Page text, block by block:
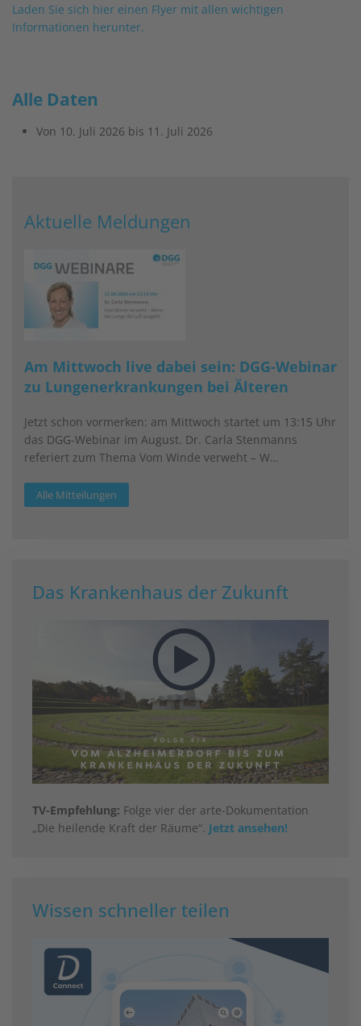
Laden Sie sich hier einen Flyer mit allen wichtigen
Informationen herunter.
Alle Daten
Von 10. Juli 2026 bis 11. Juli 2026
Aktuelle Meldungen
Am Mittwoch live dabei sein: DGG-Webinar
zu Lungenerkrankungen bei Älteren
Jetzt schon vormerken: am Mittwoch startet um 13:15 Uhr
das DGG-Webinar im August. Dr. Carla Stenmanns
referiert zum Thema Vom Winde verweht – W…
Alle Mitteilungen
Das Krankenhaus der Zukunft
TV-Empfehlung: Folge vier der arte-Dokumentation
„Die heilende Kraft der Räume“. Jetzt ansehen!
Wissen schneller teilen